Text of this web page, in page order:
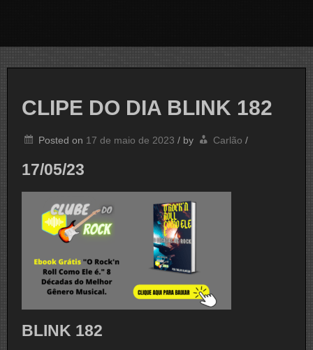
CLIPE DO DIA BLINK 182
Posted on 17 de maio de 2023 / by Carlão /
17/05/23
BLINK 182